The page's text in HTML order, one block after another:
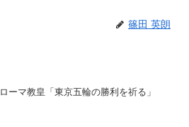
篠田 英朗
ローマ教皇「東京五輪の勝利を祈る」